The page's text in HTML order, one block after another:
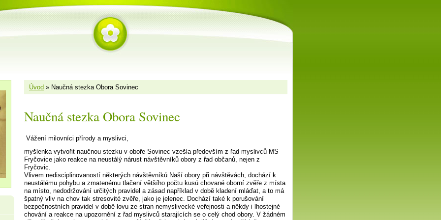
Úvod » Naučná stezka Obora Sovinec
Naučná stezka Obora Sovinec
Vážení milovníci přírody a myslivci,
myšlenka vytvořit naučnou stezku v oboře Sovinec vzešla především z řad myslivců MS
Fryčovice jako reakce na neustálý nárust návštěvníků obory z řad občanů, nejen z
Fryčovic.
Vlivem nedisciplinovaností některých návštěvníků Naší obory při návštěvách, dochází k
neustálému pohybu a zmatenému tlačení většího počtu kusů chované oborní zvěře z místa
na místo, nedodržování určitých pravidel a zásad například v době kladení mláďat, a to má
špatný vliv na chov tak stresovité zvěře, jako je jelenec. Dochází také k porušování
bezpečnostních pravidel v době lovu ze stran nemyslivecké veřejnosti a někdy i lhostejné
chování a reakce na upozornění z řad myslivců starajících se o celý chod obory. V žádném